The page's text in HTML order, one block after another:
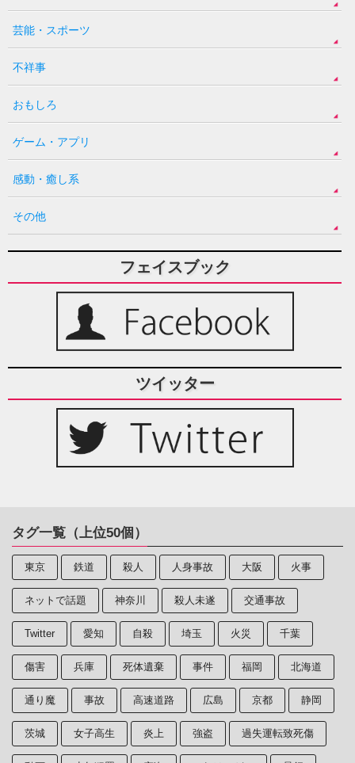
芸能・スポーツ
不祥事
おもしろ
ゲーム・アプリ
感動・癒し系
その他
フェイスブック
ツイッター
タグ一覧（上位50個）
東京 鉄道 殺人 人身事故 大阪 火事
ネットで話題 神奈川 殺人未遂 交通事故
Twitter 愛知 自殺 埼玉 火災 千葉
傷害 兵庫 死体遺棄 事件 福岡 北海道
通り魔 事故 高速道路 広島 京都 静岡
茨城 女子高生 炎上 強盗 過失運転致死傷